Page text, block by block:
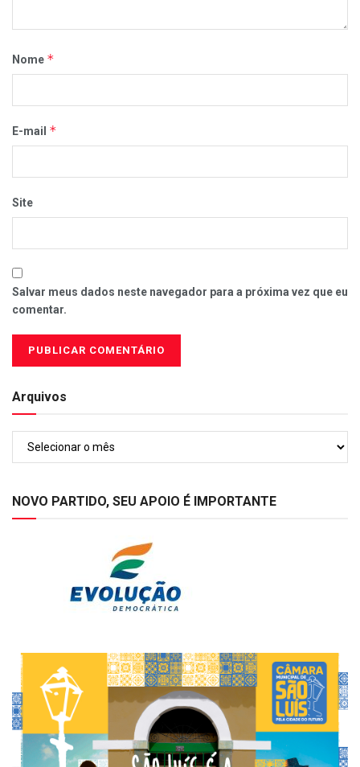
Nome *
E-mail *
Site
Salvar meus dados neste navegador para a próxima vez que eu
comentar.
Arquivos
Arquivos
NOVO PARTIDO, SEU APOIO É IMPORTANTE